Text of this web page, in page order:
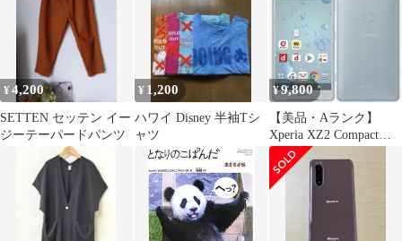
¥4,200
SETTEN セッテン イー
ジーテーパードパンツ
¥ 1,200
ハワイ Disney 半袖Tシ
ャツ
¥9,800
【美品・Aランク】
Xperia XZ2 Compact
64GB ホワイトシルバ
ー SO-05K docomo
SIMフリー